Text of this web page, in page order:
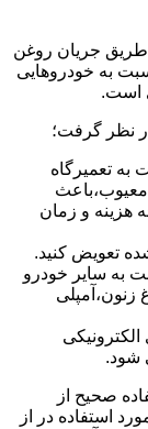
طریق جریان روغن
به خودروهایی
است.
نظر گرفت؛
تعمیرگاه
هزینه و زمان
تعویض کنید.
به سایر خودرو
زنون،آمپلی
شود.
صحیح از
استفاده در از